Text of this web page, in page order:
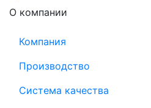
О компании
Компания
Производство
Система качества